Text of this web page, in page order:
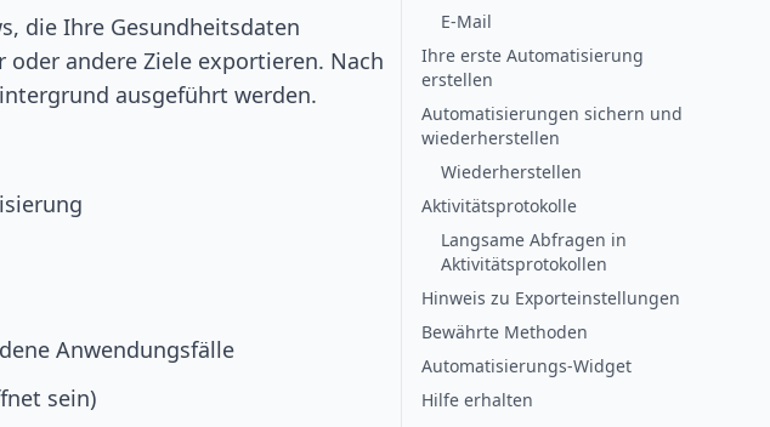
die Ihre Gesundheitsdaten
andere Ziele exportieren. Nach
ausgeführt werden.
Anwendungsfälle
sein)
E-Mail
Ihre erste Automatisierung
erstellen
Automatisierungen sichern und
wiederherstellen
Wiederherstellen
Aktivitätsprotokolle
Langsame Abfragen in
Aktivitätsprotokollen
Hinweis zu Exporteinstellungen
Bewährte Methoden
Automatisierungs-Widget
Hilfe erhalten